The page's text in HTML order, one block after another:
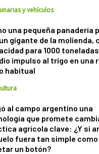
y vehículos
una pequeña panadería
gigante de la molienda,
para 1000
impulso al trigo en una
habitual
al campo argentino una
que promete
agrícola clave: ¿Y si
fuera tan simple como
un botón?